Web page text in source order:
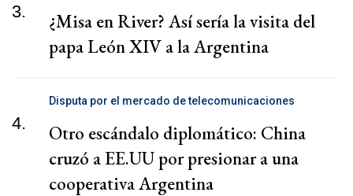
3.
¿Misa en River? Así sería la visita del
papa León XIV a la Argentina
4.
Disputa por el mercado de telecomunicaciones
Otro escándalo diplomático: China
cruzó a EE.UU por presionar a una
cooperativa Argentina